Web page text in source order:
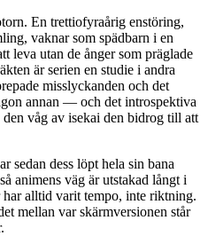
En trettiofyraårig enstöring,
vaknar som spädbarn i en
leva utan de ånger som präglade
är serien en studie i andra
misslyckanden och det
annan — och det introspektiva
våg av isekai den bidrog till att
sedan dess löpt hela sin bana
animens väg är utstakad långt i
alltid varit tempo, inte riktning.
mellan var skärmversionen står